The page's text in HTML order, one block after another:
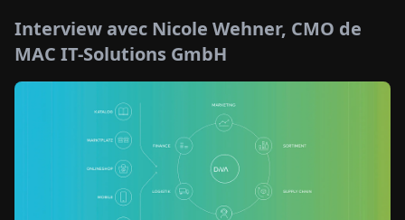
Interview avec Nicole Wehner, CMO de
MAC IT-Solutions GmbH